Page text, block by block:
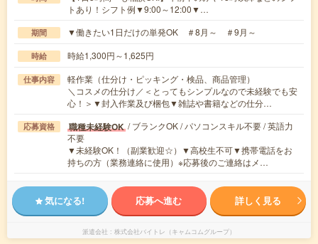
トあり！シフト例▼9:00～12:00▼…
期間 ▼働きたい1日だけの単発OK ＃8月～ ＃9月～
時給 時給1,300円～1,625円
仕事内容
軽作業（仕分け・ピッキング・検品、商品管理）
＼コスメの仕分け／＜とってもシンプルなので未経験でも安
心！＞▼封入作業及び梱包▼雑誌や書籍などの仕分…
応募資格 職種未経験OK / ブランクOK / パソコンスキル不要 / 英語力
不要
▼未経験OK！（副業歓迎☆）▼高校生不可▼携帯電話をお
持ちの方（業務連絡に使用）※応募後のご連絡はメ…
気になる! 応募へ進む 詳しく見る
派遣会社 株式会社バイトレ（キャムコムグループ）